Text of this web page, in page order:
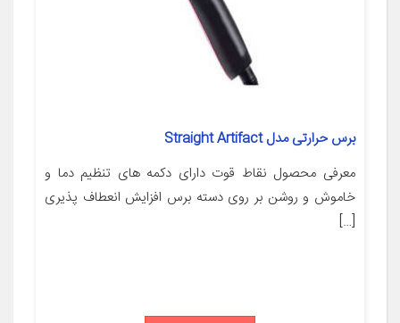
برس حرارتی مدل Straight Artifact
معرفی محصول نقاط قوت دارای دکمه های تنظیم دما و
خاموش و روشن بر روی دسته برس افزایش انعطاف پذیری
[…]